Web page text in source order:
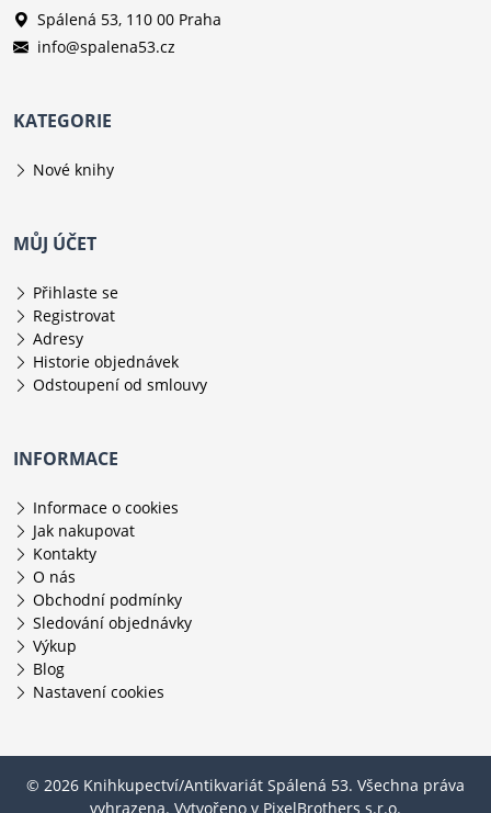
Spálená 53, 110 00 Praha
info@spalena53.cz
KATEGORIE
Nové knihy
MŮJ ÚČET
Přihlaste se
Registrovat
Adresy
Historie objednávek
Odstoupení od smlouvy
INFORMACE
Informace o cookies
Jak nakupovat
Kontakty
O nás
Obchodní podmínky
Sledování objednávky
Výkup
Blog
Nastavení cookies
© 2026 Knihkupectví/Antikvariát Spálená 53. Všechna práva
vyhrazena. Vytvořeno v PixelBrothers s.r.o.